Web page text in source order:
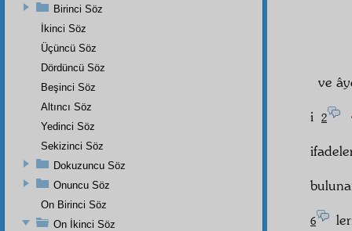
ve
i 2
6
Birinci Söz
İkinci Söz
Üçüncü Söz
Dördüncü Söz
Beşinci Söz
Altıncı Söz
Yedinci Söz
Sekizinci Söz
Dokuzuncu Söz
Onuncu Söz
On Birinci Söz
On İkinci Söz